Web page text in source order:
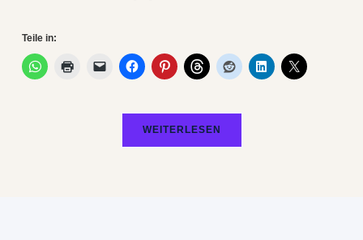
Teile in:
WEITERLESEN